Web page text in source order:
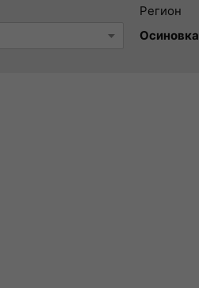
Регион
Осиновка